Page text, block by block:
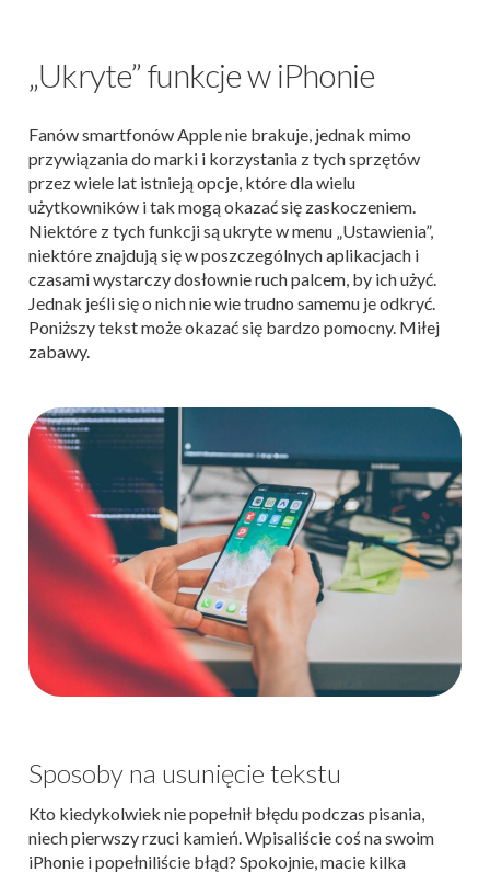
„Ukryte” funkcje w iPhonie
Fanów smartfonów Apple nie brakuje, jednak mimo
przywiązania do marki i korzystania z tych sprzętów
przez wiele lat istnieją opcje, które dla wielu
użytkowników i tak mogą okazać się zaskoczeniem.
Niektóre z tych funkcji są ukryte w menu „Ustawienia”,
niektóre znajdują się w poszczególnych aplikacjach i
czasami wystarczy dosłownie ruch palcem, by ich użyć.
Jednak jeśli się o nich nie wie trudno samemu je odkryć.
Poniższy tekst może okazać się bardzo pomocny. Miłej
zabawy.
Sposoby na usunięcie tekstu
Kto kiedykolwiek nie popełnił błędu podczas pisania,
niech pierwszy rzuci kamień. Wpisaliście coś na swoim
iPhonie i popełniliście błąd? Spokojnie, macie kilka